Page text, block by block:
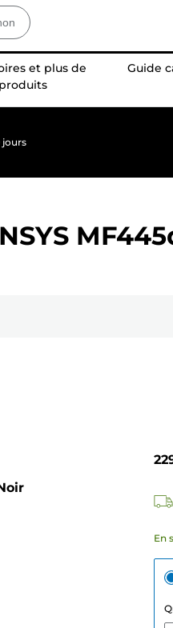
et plus de
produits
Guide
jours
En